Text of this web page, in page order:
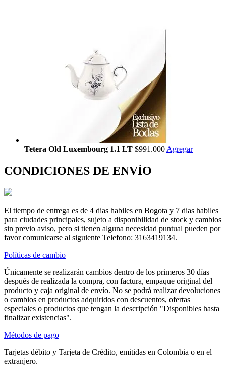
Tetera Old Luxembourg 1.1 LT $991.000 Agregar
CONDICIONES DE ENVÍO
El tiempo de entrega es de 4 dias habiles en Bogota y 7 dias habiles
para ciudades principales, sujeto a disponibilidad de stock y cambios
sin previo aviso, pero si tienen alguna necesidad puntual pueden por
favor comunicarse al siguiente Telefono: 3163419134.
Políticas de cambio
Únicamente se realizarán cambios dentro de los primeros 30 días
después de realizada la compra, con factura, empaque original del
producto y caja original de envío. No se podrá realizar devoluciones
o cambios en productos adquiridos con descuentos, ofertas
especiales o productos que tengan la descripción "Disponibles hasta
finalizar existencias".
Métodos de pago
Tarjetas débito y Tarjeta de Crédito, emitidas en Colombia o en el
extranjero.